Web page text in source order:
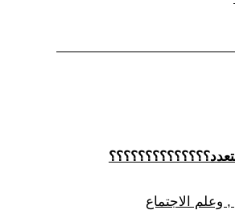
وعلم الاجتماع